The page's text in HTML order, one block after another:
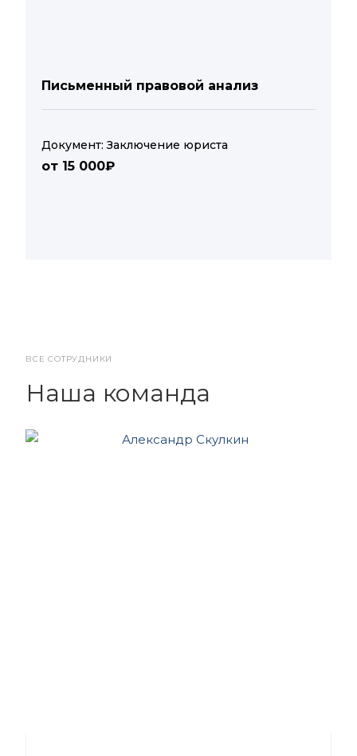
Письменный правовой анализ
Документ: Заключение юриста
от 15 000₽
ВСЕ СОТРУДНИКИ
Наша команда